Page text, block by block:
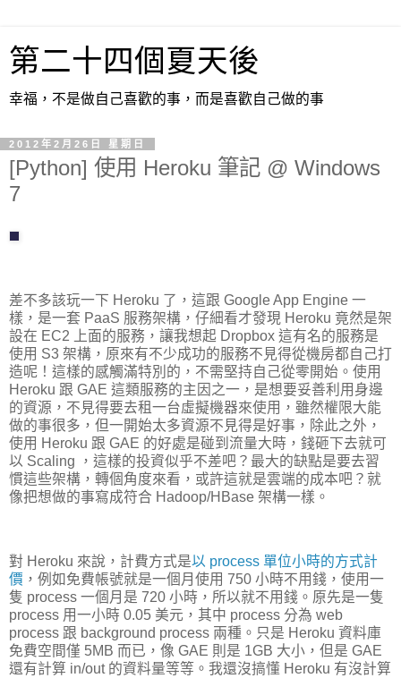
第二十四個夏天後
幸福，不是做自己喜歡的事，而是喜歡自己做的事
2012年2月26日 星期日
[Python] 使用 Heroku 筆記 @ Windows
7
差不多該玩一下 Heroku 了，這跟 Google App Engine 一
樣，是一套 PaaS 服務架構，仔細看才發現 Heroku 竟然是架
設在 EC2 上面的服務，讓我想起 Dropbox 這有名的服務是
使用 S3 架構，原來有不少成功的服務不見得從機房都自己打
造呢！這樣的感觸滿特別的，不需堅持自己從零開始。使用
Heroku 跟 GAE 這類服務的主因之一，是想要妥善利用身邊
的資源，不見得要去租一台虛擬機器來使用，雖然權限大能
做的事很多，但一開始太多資源不見得是好事，除此之外，
使用 Heroku 跟 GAE 的好處是碰到流量大時，錢砸下去就可
以 Scaling ，這樣的投資似乎不差吧？最大的缺點是要去習
慣這些架構，轉個角度來看，或許這就是雲端的成本吧？就
像把想做的事寫成符合 Hadoop/HBase 架構一樣。
對 Heroku 來說，計費方式是以 process 單位小時的方式計
價 ，例如免費帳號就是一個月使用 750 小時不用錢，使用一
隻 process 一個月是 720 小時，所以就不用錢。原先是一隻
process 用一小時 0.05 美元，其中 process 分為 web
process 跟 background process 兩種。只是 Heroku 資料庫
免費空間僅 5MB 而已，像 GAE 則是 1GB 大小，但是 GAE
還有計算 in/out 的資料量等等。我還沒搞懂 Heroku 有沒計算